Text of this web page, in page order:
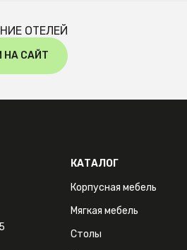
ОТЕЛЕЙ
НА САЙТ
КАТАЛОГ
Корпусная мебель
Мягкая мебель
Столы